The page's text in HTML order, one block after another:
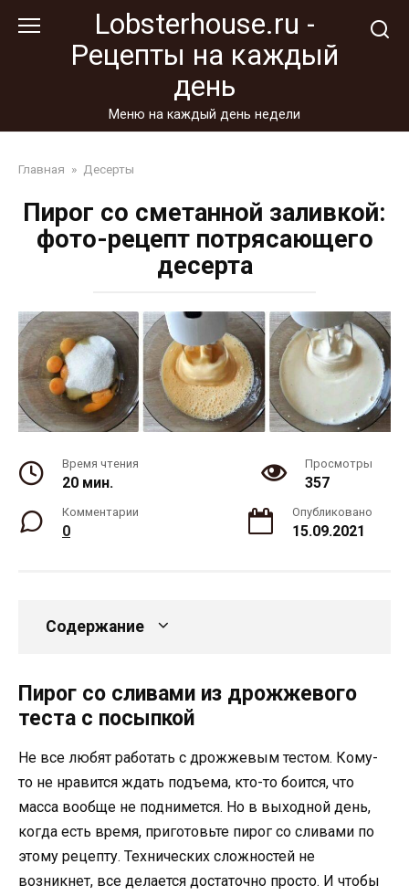
Lobsterhouse.ru -
Рецепты на каждый
день
Меню на каждый день недели
Главная » Десерты
Пирог со сметанной заливкой:
фото-рецепт потрясающего
десерта
Время чтения
20 мин.
Просмотры
357
Комментарии
0
Опубликовано
15.09.2021
Содержание
Пирог со сливами из дрожжевого
теста с посыпкой
Не все любят работать с дрожжевым тестом. Кому-
то не нравится ждать подъема, кто-то боится, что
масса вообще не поднимется. Но в выходной день,
когда есть время, приготовьте пирог со сливами по
этому рецепту. Технических сложностей не
возникнет, все делается достаточно просто. И чтобы